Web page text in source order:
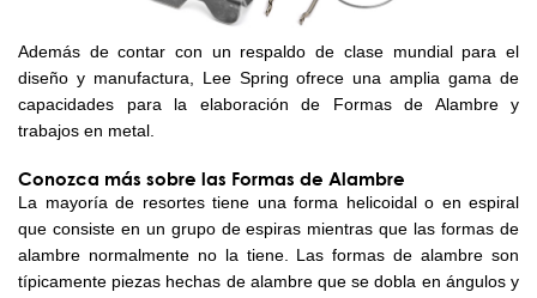
Además de contar con un respaldo de clase mundial para el
diseño y manufactura, Lee Spring ofrece una amplia gama de
capacidades para la elaboración de Formas de Alambre y
trabajos en metal.
Conozca más sobre las Formas de Alambre
La mayoría de resortes tiene una forma helicoidal o en espiral
que consiste en un grupo de espiras mientras que las formas de
alambre normalmente no la tiene. Las formas de alambre son
típicamente piezas hechas de alambre que se dobla en ángulos y